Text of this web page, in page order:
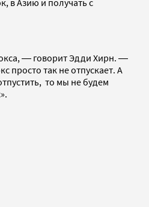
в Азию и получать с
― говорит Эдди Хирн. ―
просто так не отпускает. А
то мы не будем